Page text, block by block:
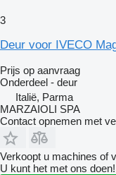
3
Deur voor IVECO
Prijs op aanvraag
Onderdeel - deur
Italië, Parma
MARZAIOLI SPA
Contact opnemen met
Verkoopt u machines of
U kunt het met ons doen!